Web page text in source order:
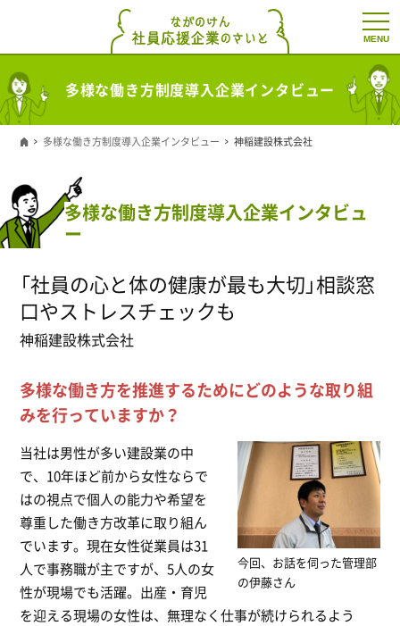
t
o
g
g
l
e
n
a
多様な働き方制度導入企業インタビュー
多様な働き方制度導入企業インタビュー 神稲建設株式会社
多様な働き方制度導入企業インタビュ
ー
「社員の心と体の健康が最も大切」相談窓
口やストレスチェックも
神稲建設株式会社
多様な働き方を推進するためにどのような取り組
みを行っていますか？
今回、お話を伺った管理部
の伊藤さん
当社は男性が多い建設業の中
で、10年ほど前から女性ならで
はの視点で個人の能力や希望を
尊重した働き方改革に取り組ん
でいます。現在女性従業員は31
人で事務職が主ですが、5人の女
性が現場でも活躍。出産・育児
を迎える現場の女性は、無理なく仕事が続けられるよう